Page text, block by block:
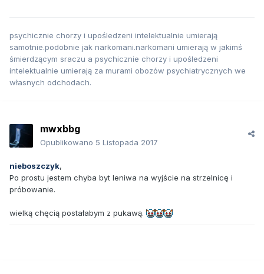
psychicznie chorzy i upośledzeni intelektualnie umierają
samotnie.podobnie jak narkomani.narkomani umierają w jakimś
śmierdzącym sraczu a psychicznie chorzy i upośledzeni
intelektualnie umierają za murami obozów psychiatrycznych we
własnych odchodach.
mwxbbg
Opublikowano 5 Listopada 2017
nieboszczyk,
Po prostu jestem chyba byt leniwa na wyjście na strzelnicę i
próbowanie.
wielką chęcią postałabym z pukawą.